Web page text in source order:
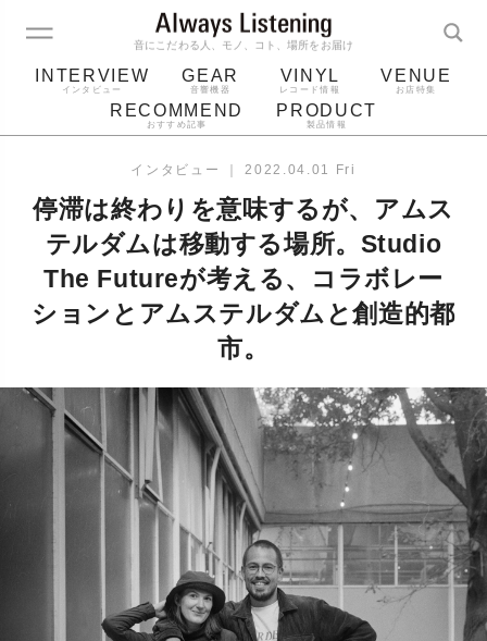
音にこだわる人、モノ、コト、場所をお届け
INTERVIEW
インタビュー
GEAR
音響機器
VINYL
レコード情報
VENUE
お店特集
RECOMMEND
おすすめ記事
PRODUCT
製品情報
ジャケット bluetooth アルバム
レコード針
インタビュー ｜ 2022.04.01 Fri
停滞は終わりを意味するが、アムス
テルダムは移動する場所。Studio
The Futureが考える、コラボレー
ションとアムステルダムと創造的都
市。